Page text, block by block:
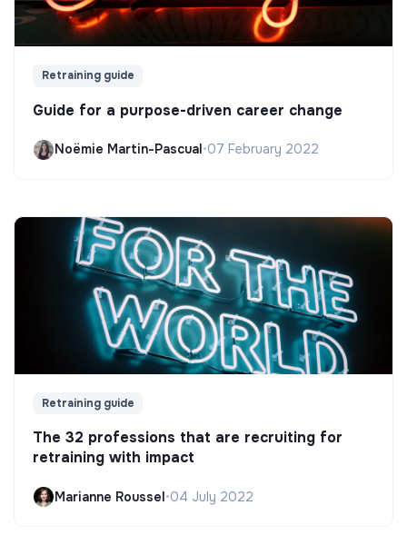
Retraining guide
Guide for a purpose-driven career change
Noëmie Martin-Pascual•07 February 2022
Retraining guide
The 32 professions that are recruiting for
retraining with impact
Marianne Roussel•04 July 2022